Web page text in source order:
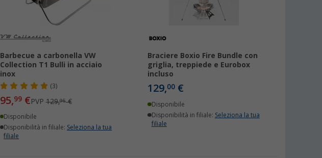
Barbecue a carbonella VW
Collection T1 Bulli in acciaio
inox
(3)
95,99€PVP129,95€
Disponibile
Disponibilità in filiale: Seleziona la tua
filiale
Braciere Boxio Fire Bundle con
griglia, treppiede e Eurobox
incluso
129,00 €
Disponibile
Disponibilità in filiale: Seleziona la tua
filiale